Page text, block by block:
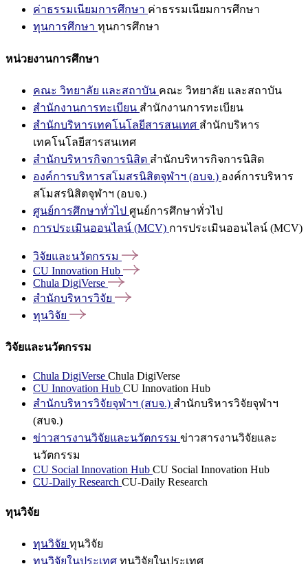
ค่าธรรมเนียมการศึกษา ค่าธรรมเนียมการศึกษา
ทุนการศึกษา ทุนการศึกษา
หน่วยงานการศึกษา
คณะ วิทยาลัย และสถาบัน คณะ วิทยาลัย และสถาบัน
สำนักงานการทะเบียน สำนักงานการทะเบียน
สำนักบริหารเทคโนโลยีสารสนเทศ สำนักบริหาร
เทคโนโลยีสารสนเทศ
สำนักบริหารกิจการนิสิต สำนักบริหารกิจการนิสิต
องค์การบริหารสโมสรนิสิตจุฬาฯ (อบจ.) องค์การบริหาร
สโมสรนิสิตจุฬาฯ (อบจ.)
ศูนย์การศึกษาทั่วไป ศูนย์การศึกษาทั่วไป
การประเมินออนไลน์ (MCV) การประเมินออนไลน์ (MCV)
วิจัยและนวัตกรรม
CU Innovation Hub
Chula DigiVerse
สำนักบริหารวิจัย
ทุนวิจัย
วิจัยและนวัตกรรม
Chula DigiVerse Chula DigiVerse
CU Innovation Hub CU Innovation Hub
สำนักบริหารวิจัยจุฬาฯ (สบจ.) สำนักบริหารวิจัยจุฬาฯ
(สบจ.)
ข่าวสารงานวิจัยและนวัตกรรม ข่าวสารงานวิจัยและ
นวัตกรรม
CU Social Innovation Hub CU Social Innovation Hub
CU-Daily Research CU-Daily Research
ทุนวิจัย
ทุนวิจัย ทุนวิจัย
ทุนวิจัยในประเทศ ทุนวิจัยในประเทศ